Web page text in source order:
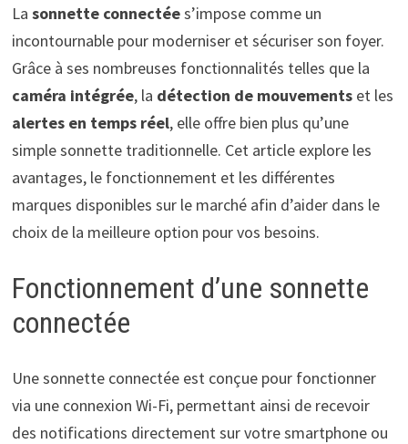
La sonnette connectées’impose comme un
incontournable pour moderniser et sécuriser son foyer.
Grâce à ses nombreuses fonctionnalités telles que la
caméra intégrée, la détection de mouvementset les
alertes en temps réel, elle offre bien plus qu’une
simple sonnette traditionnelle. Cet article explore les
avantages, le fonctionnement et les différentes
marques disponibles sur le marché afin d’aider dans le
choix de la meilleure option pour vos besoins.
Fonctionnement d’une sonnette
connectée
Une sonnette connectée est conçue pour fonctionner
via une connexion Wi-Fi, permettant ainsi de recevoir
des notifications directement sur votre smartphone ou